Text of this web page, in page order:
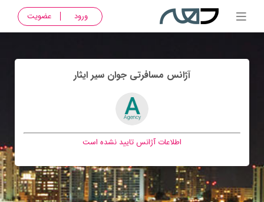
ورود عضویت
آژانس مسافرتی جوان سير ايثار
اطلاعات آژانس تایید نشده است